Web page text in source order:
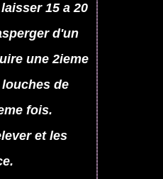
15 a 20
d'un
une 2ieme
de
fois.
et les